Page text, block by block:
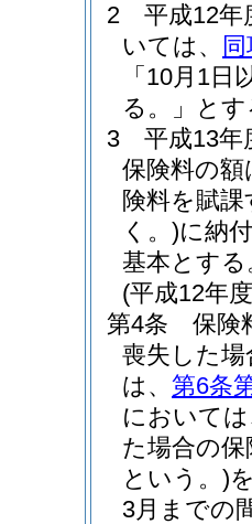
2
平成12
いては、
「10月1
る。」と
3
平成13
保険料の
険料を賦
く。)に納
基本とする
(平成12年
第4条
保険
喪失した
は、 第6条
において
た場合の保
という。)
3月までの